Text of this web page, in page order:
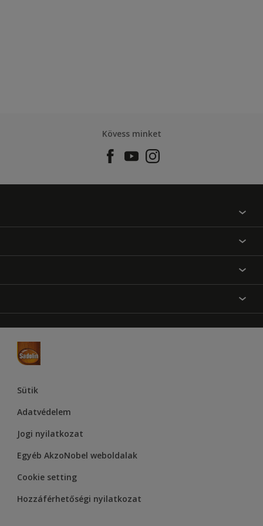
Kövess minket
Üzlet kereső
Inspiráció
Hozzáférhetőség
Dulux
Supralux
Sütik
Adatvédelem
Jogi nyilatkozat
Egyéb AkzoNobel weboldalak
Cookie setting
Hozzáférhetőségi nyilatkozat